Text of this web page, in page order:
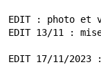
EDIT : photo et
EDIT 13/11 :
EDIT 17/11/